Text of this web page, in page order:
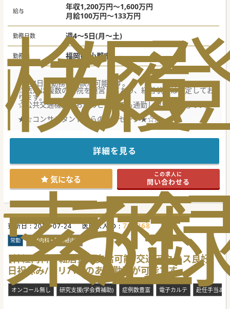
検
索
な
る
履
歴
給与
年収1,200万円～1,600万円
月給100万円～133万円
勤務日数 週4～5日(月～土)
勤務地 福岡県 小郡市
☆週4日～勤務の相談が可能です。
☆法人は複数の病院を運営しており、経営状態は安定してお
ります。
☆公共交通機関、お車のどちらでも通勤しやすい立地です。
★☆コンサルタントからのメッセージ★☆
透析管理をご担当いただける常勤医師を募集しております。
勤務開始時期はご相談可能ですのでご希望をお聞かせ下さ
い。
外来透析、入院透析のどちらの対応もございます。
当直・オンコール無の勤務の相談も可能ですので、
ご興味がございましたらお気軽にお問い合わせください。
#秋入職可
詳細を見る
気になる この求人に
問い合わせる
更新日 :2026-07-24 医師求人ID : 708268
常勤 神経内科・脳神経内科
【神経内科】転居費用支給可能/交通アクセス良好/
日祝休み/メリハリのある勤務が可能です
オンコール無し 研究支援(学会費補助) 症例数豊富 電子カルテ 赴任手当あり